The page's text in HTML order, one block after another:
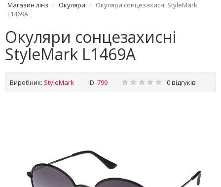
Магазин лінз Окуляри
Окуляри сонцезахисні StyleMark
L1469A
Окуляри сонцезахисні
StyleMark L1469A
Виробник: StyleMark ID: 799 0 відгуків